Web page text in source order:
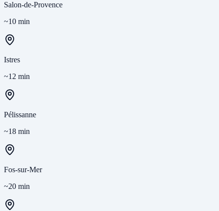
Salon-de-Provence
~10 min
Istres
~12 min
Pélissanne
~18 min
Fos-sur-Mer
~20 min